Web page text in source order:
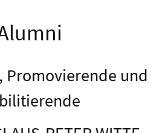
Promovierende und